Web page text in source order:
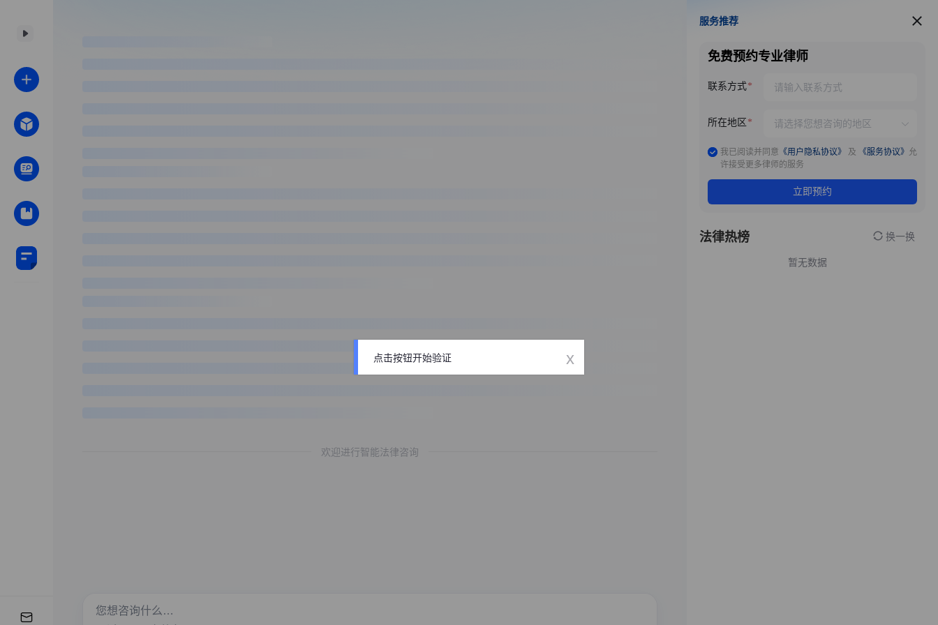
欢迎进行智能法律咨询
服务推荐
服务推荐
免费预约专业律师
联系方式
所在地区
我已阅读并同意 《用户隐私协议》 及 《服务协议》 允
许接受更多律师的服务
立即预约
法律热榜 换一换
暂无数据
点击按钮开始验证 x